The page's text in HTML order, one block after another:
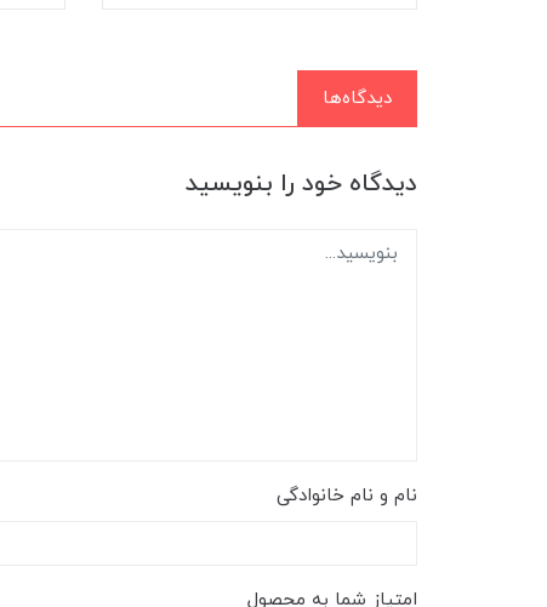
دیدگاه‌ها
دیدگاه خود را بنویسید
نام و نام خانوادگی
امتیاز شما به محصول